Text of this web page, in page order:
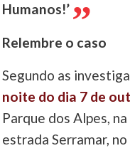
Humanos!’
Relembre o caso
Segundo as
noite do dia 7 de
Parque dos Alpes,
estrada Serramar,